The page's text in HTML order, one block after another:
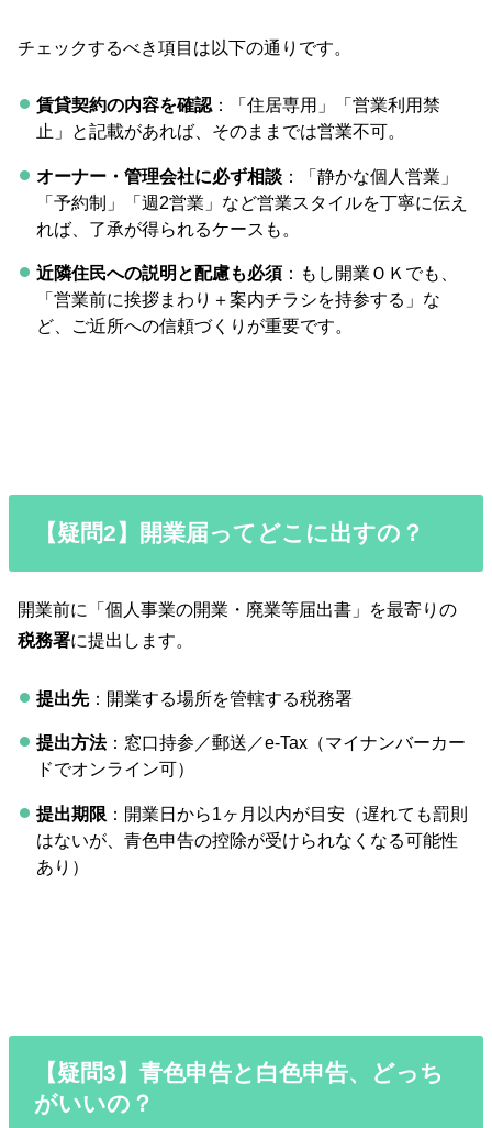
チェックするべき項目は以下の通りです。
賃貸契約の内容を確認：「住居専用」「営業利用禁
止」と記載があれば、そのままでは営業不可。
オーナー・管理会社に必ず相談：「静かな個人営業」
「予約制」「週2営業」など営業スタイルを丁寧に伝え
れば、了承が得られるケースも。
近隣住民への説明と配慮も必須：もし開業ＯＫでも、
「営業前に挨拶まわり＋案内チラシを持参する」な
ど、ご近所への信頼づくりが重要です。
【疑問2】開業届ってどこに出すの？
開業前に「個人事業の開業・廃業等届出書」を最寄りの
税務署に提出します。
提出先：開業する場所を管轄する税務署
提出方法：窓口持参／郵送／e-Tax（マイナンバーカー
ドでオンライン可）
提出期限 ：開業日から1ヶ月以内が目安（遅れても罰則
はないが、青色申告の控除が受けられなくなる可能性
あり）
【疑問3】青色申告と白色申告、どっち
がいいの？